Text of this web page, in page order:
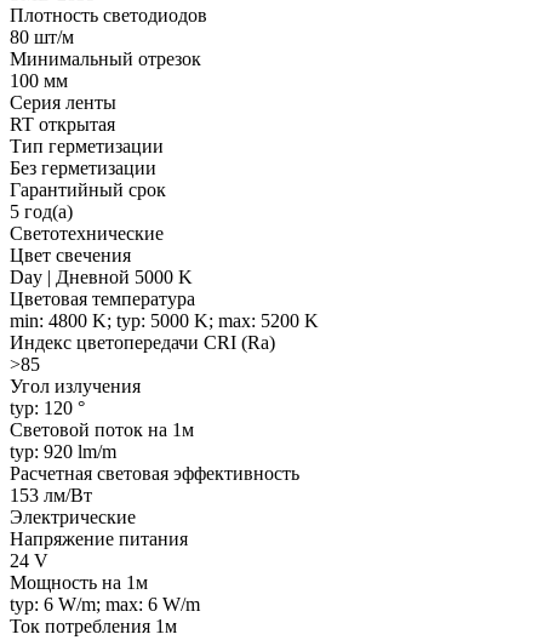
Плотность светодиодов
80 шт/м
Минимальный отрезок
100 мм
Серия ленты
RT открытая
Тип герметизации
Без герметизации
Гарантийный срок
5 год(а)
Светотехнические
Цвет свечения
Day | Дневной 5000 K
Цветовая температура
min: 4800 K; typ: 5000 K; max: 5200 K
Индекс цветопередачи CRI (Ra)
>85
Угол излучения
typ: 120 °
Световой поток на 1м
typ: 920 lm/m
Расчетная световая эффективность
153 лм/Вт
Электрические
Напряжение питания
24 V
Мощность на 1м
typ: 6 W/m; max: 6 W/m
Ток потребления 1м